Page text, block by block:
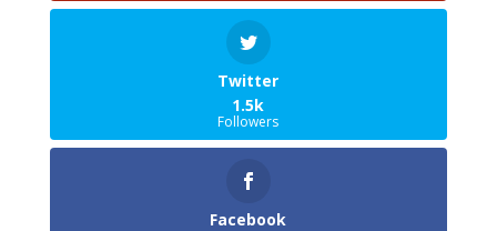
Twitter
1.5k
Followers
Facebook